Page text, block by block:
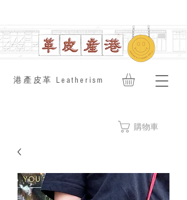
​港產皮革 Leatherism
購物車